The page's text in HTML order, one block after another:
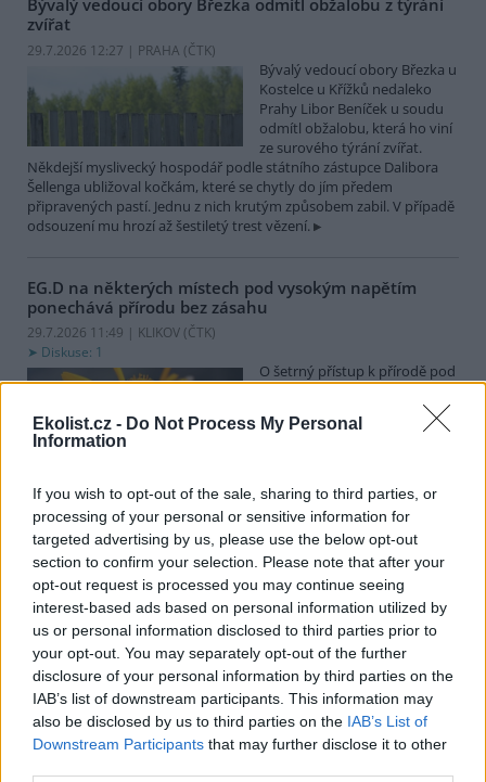
Ekolist.cz - Do Not Process My Personal
Information
If you wish to opt-out of the sale, sharing to third parties, or
processing of your personal or sensitive information for
targeted advertising by us, please use the below opt-out
section to confirm your selection. Please note that after your
opt-out request is processed you may continue seeing
interest-based ads based on personal information utilized by
us or personal information disclosed to third parties prior to
your opt-out. You may separately opt-out of the further
disclosure of your personal information by third parties on the
IAB’s list of downstream participants. This information may
also be disclosed by us to third parties on the IAB’s List of
Downstream Participants that may further disclose it to other
Bývalý vedoucí obory Březka odmítl obžalobu z týrání
zvířat
29.7.2026 12:27 | PRAHA (ČTK)
Bývalý vedoucí obory Březka u
Kostelce u Křížků nedaleko
Prahy Libor Beníček u soudu
odmítl obžalobu, která ho viní
ze surového týrání zvířat.
Někdejší myslivecký hospodář podle státního zástupce Dalibora
Šellenga ubližoval kočkám, které se chytly do jím předem
připravených pastí. Jednu z nich krutým způsobem zabil. V případě
odsouzení mu hrozí až šestiletý trest vězení.
EG.D na některých místech pod vysokým napětím
ponechává přírodu bez zásahu
29.7.2026 11:49 | KLIKOV (ČTK)
Diskuse: 1
O šetrný přístup k přírodě pod
snaží distributor elektřiny
EG.D. U Klikova na
pás pod vysokým napětím, ale jen odstraňují vyšší dřeviny.
Novinářům to dnes řekli zástupci společnosti. Chtějí pomoci tomu,
aby krajina kolem energetické infrastruktury byla druhově pestřejší
a odolnější.
Zájem o elektrická nákladní auta v Česku roste, ale
pomaleji než v EU
29.7.2026 11:25 (ČTK )
Diskuse: 2
Zájem dopravců o nákladní
auta a autobusy na elektrický
pohon v Česku meziročně
roste, ale pomaleji, než je
průměr Evropské unie. U